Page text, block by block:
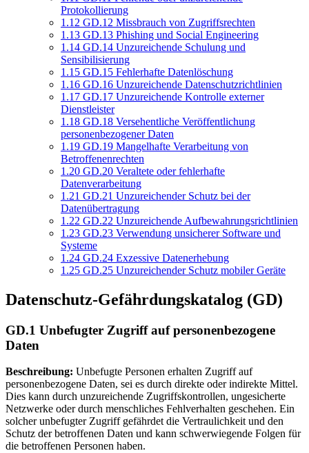
Protokollierung
1.12 GD.12 Missbrauch von Zugriffsrechten
1.13 GD.13 Phishing und Social Engineering
1.14 GD.14 Unzureichende Schulung und
Sensibilisierung
1.15 GD.15 Fehlerhafte Datenlöschung
1.16 GD.16 Unzureichende Datenschutzrichtlinien
1.17 GD.17 Unzureichende Kontrolle externer
Dienstleister
1.18 GD.18 Versehentliche Veröffentlichung
personenbezogener Daten
1.19 GD.19 Mangelhafte Verarbeitung von
Betroffenenrechten
1.20 GD.20 Veraltete oder fehlerhafte
Datenverarbeitung
1.21 GD.21 Unzureichender Schutz bei der
Datenübertragung
1.22 GD.22 Unzureichende Aufbewahrungsrichtlinien
1.23 GD.23 Verwendung unsicherer Software und
Systeme
1.24 GD.24 Exzessive Datenerhebung
1.25 GD.25 Unzureichender Schutz mobiler Geräte
Datenschutz-Gefährdungskatalog (GD)
GD.1 Unbefugter Zugriff auf personenbezogene
Daten
Beschreibung: Unbefugte Personen erhalten Zugriff auf
personenbezogene Daten, sei es durch direkte oder indirekte Mittel.
Dies kann durch unzureichende Zugriffskontrollen, ungesicherte
Netzwerke oder durch menschliches Fehlverhalten geschehen. Ein
solcher unbefugter Zugriff gefährdet die Vertraulichkeit und den
Schutz der betroffenen Daten und kann schwerwiegende Folgen für
die betroffenen Personen haben.